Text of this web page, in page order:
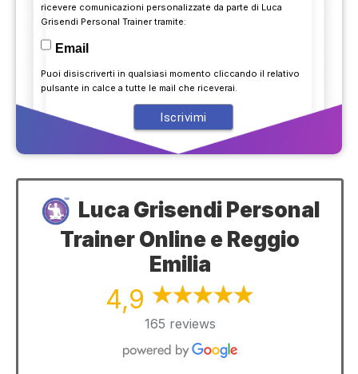
ricevere comunicazioni personalizzate da parte di Luca
Grisendi Personal Trainer tramite:
Email
Puoi disiscriverti in qualsiasi momento cliccando il relativo
pulsante in calce a tutte le mail che riceverai.
Luca Grisendi Personal
Trainer Online e Reggio
Emilia
4,9
165 reviews